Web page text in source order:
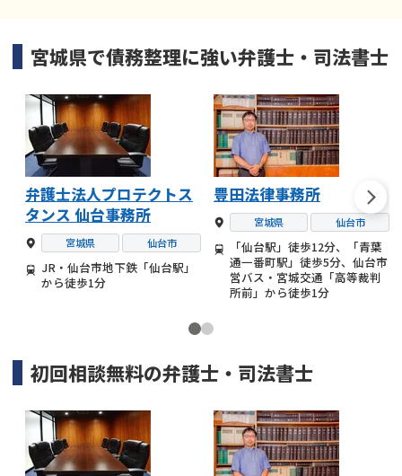
宮城県で債務整理に強い弁護士・司法書士
弁護士法人プロテクトス
タンス 仙台事務所
宮城県 仙台市
JR・仙台市地下鉄「仙台駅」
から徒歩1分
豊田法律事務所
宮城県 仙台市
「仙台駅」徒歩12分、「青葉
通一番町駅」徒歩5分、仙台市
営バス・宮城交通「高等裁判
所前」から徒歩1分
初回相談無料の弁護士・司法書士